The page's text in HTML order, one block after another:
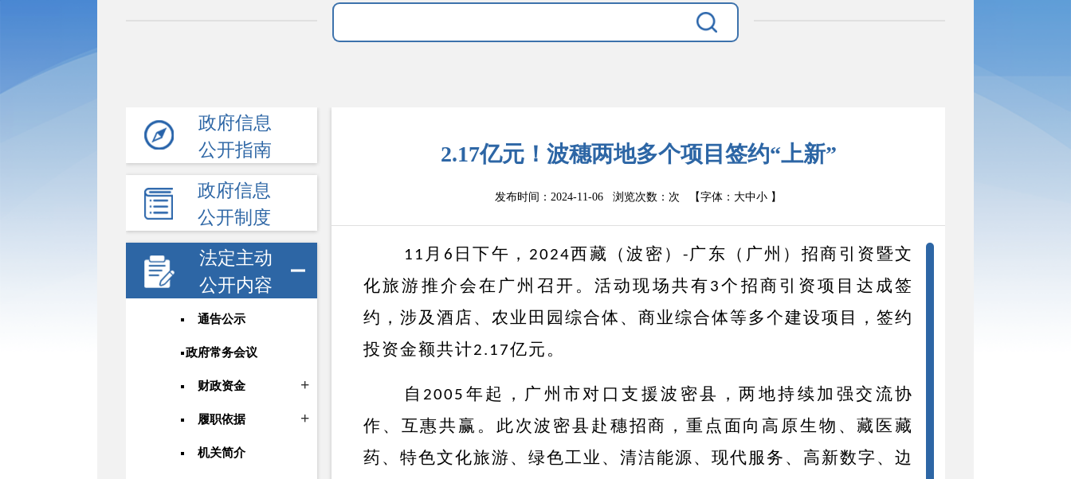
政府信息
公开指南
政府信息
公开制度
法定主动
公开内容
通告公示
政府常务会议
财政资金
履职依据
机关简介
2.17亿元！波穗两地多个项目签约“上新”
发布时间：2024-11-06 浏览次数： 次 【字体： 大中小 】
11 月 6 日下午， 2024西藏（波密） -广东（广州）招商引资暨文
化旅游推介会在广州召开。活动现场共有3个招商引资项目达成签
约，涉及酒店、农业田园综合体、商业综合体等多个建设项目，签约
投资金额共计2.17亿元。
自 2005 年起，广州市对口支援波密县，两地持续加强交流协
作、互惠共赢。此次波密县赴穗招商，重点面向高原生物、藏医藏
药、特色文化旅游、绿色工业、清洁能源、现代服务、高新数字、边